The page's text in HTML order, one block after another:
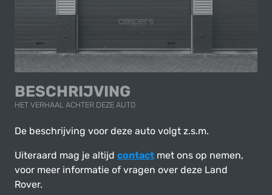
BESCHRIJVING
HET VERHAAL ACHTER DEZE AUTO
De beschrijving voor deze auto volgt z.s.m.
Uiteraard mag je altijd contact met ons op nemen,
voor meer informatie of vragen over deze Land
Rover.